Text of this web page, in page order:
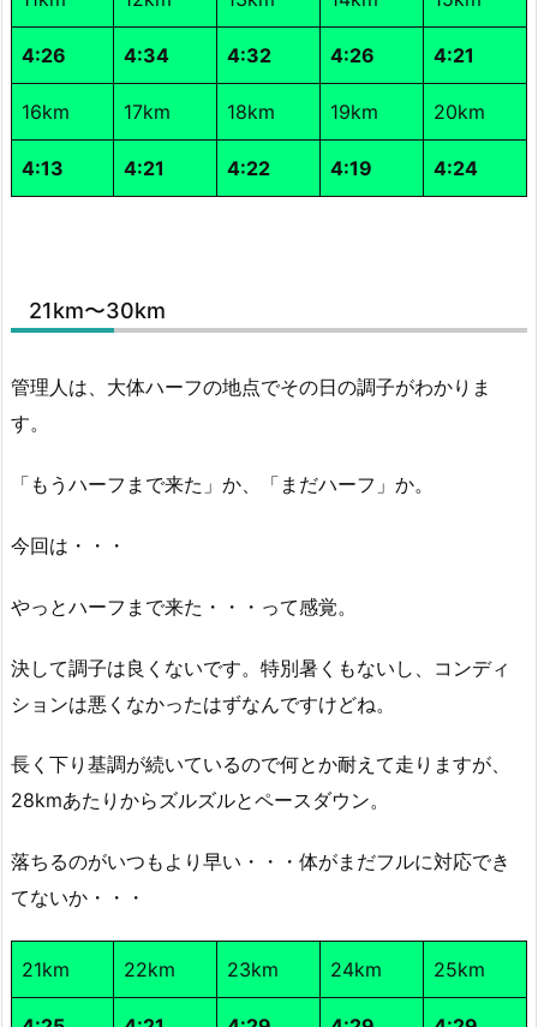
4:26 4:34 4:32 4:26 4:21
16km 17km 18km 19km 20km
4:13 4:21 4:22 4:19 4:24
21km〜30km
管理人は、大体ハーフの地点でその日の調子がわかりま
す。
「もうハーフまで来た」か、「まだハーフ」か。
今回は・・・
やっとハーフまで来た・・・って感覚。
決して調子は良くないです。特別暑くもないし、コンディ
ションは悪くなかったはずなんですけどね。
長く下り基調が続いているので何とか耐えて走りますが、
28kmあたりからズルズルとペースダウン。
落ちるのがいつもより早い・・・体がまだフルに対応でき
てないか・・・
21km 22km 23km 24km 25km